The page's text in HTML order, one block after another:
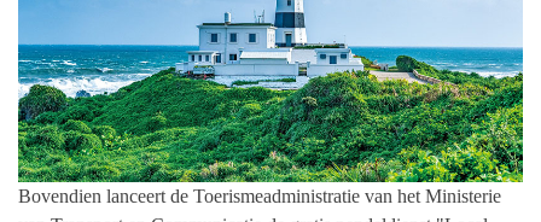
Bovendien lanceert de Toerismeadministratie van het Ministerie